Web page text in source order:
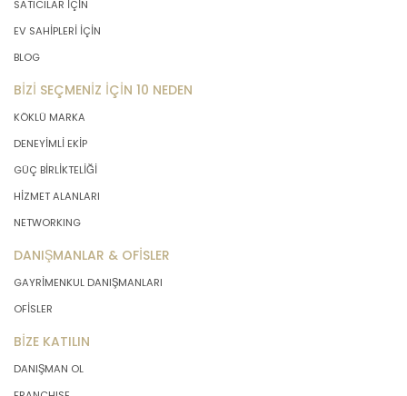
SATICILAR İÇİN
EV SAHİPLERİ İÇİN
BLOG
BİZİ SEÇMENİZ İÇİN 10 NEDEN
KÖKLÜ MARKA
DENEYİMLİ EKİP
GÜÇ BİRLİKTELİĞİ
HİZMET ALANLARI
NETWORKING
DANIŞMANLAR & OFİSLER
GAYRİMENKUL DANIŞMANLARI
OFİSLER
BİZE KATILIN
DANIŞMAN OL